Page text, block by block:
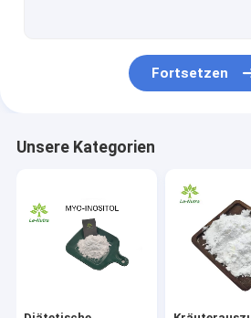
Fortsetzen
Unsere Kategorien